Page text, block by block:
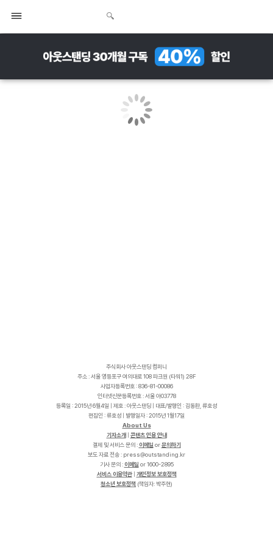
주식회사 아웃스탠딩 컴퍼니
주소 : 서울 영등포구 여의대로 108 파크원 (타워1) 28F
사업자등록번호 : 836-81-00086
인터넷신문등록번호 : 서울 아03778
등록일 : 2015년 6월4일 | 제호 : 아웃스탠딩 | 대표/발행인 : 김동환, 류호성
편집인 : 류호성 | 발행일자 : 2015년 1월17일
About Us
기자소개
콘텐츠 인용 안내
결제 및 서비스 문의 : 이메일 or문의하기
보도 자료 전송 :
r
k
.
g
n
i
d
n
a
t
s
t
u
o
@
s
s
e
r
p
기사 문의 : 이메일 or 1600-2895
서비스 이용약관| 개인정보 보호정책
청소년 보호정책 (책임자: 박주현)